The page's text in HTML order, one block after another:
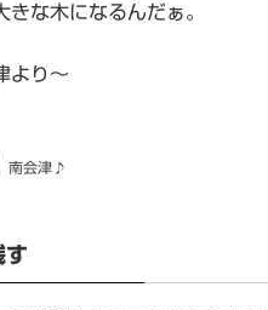
きな木になるんだぁ。
より～
南会津♪
す